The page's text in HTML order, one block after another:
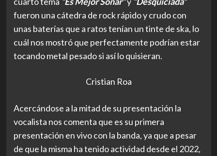
fueron una cátedra de rock rápido y crudo con
unas baterías que a ratos tenían un tinte de ska, lo
cuál nos mostró que perfectamente podrían estar
tocando metal pesado si así lo quisieran.
Cristian Roa
Acercándose a la mitad de su presentación la
vocalista nos comenta que es su primera
presentación en vivo con la banda, ya que a pesar
de que la misma ha tenido actividad desde el 2022,